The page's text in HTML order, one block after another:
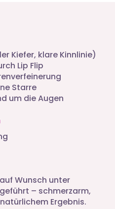
Kiefer, klare Kinnlinie)
Lip Flip
Starre
um die Augen
Wunsch unter
– schmerzarm,
Ergebnis.